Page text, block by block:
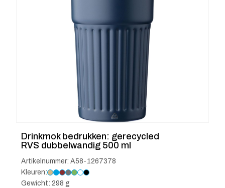
Drinkmok bedrukken: gerecycled
RVS dubbelwandig 500 ml
Artikelnummer: A58-1267378
Kleuren:
Gewicht: 298 g